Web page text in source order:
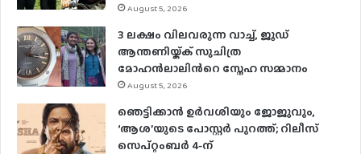
August 5, 2026
3 ലക്ഷം വിലവരുന്ന വാച്ച്, ജൂഡ്
ആന്തണിയ്ക്ക് സുചിത്ര
മോഹൻലാലിൻറെ സ്നേഹ സമ്മാനം
August 5, 2026
ഞെട്ടിക്കാൻ ഉർവശിയും ജോജുവും,
‘ആശ’യുടെ പോസ്റ്റർ പുറത്ത്; റിലീസ്
സെപ്റ്റംബർ 4-ന്